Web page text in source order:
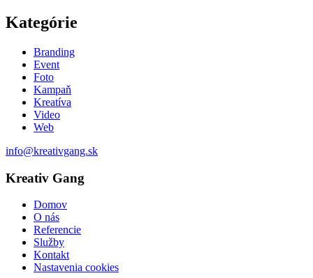
Kategórie
Branding
Event
Foto
Kampaň
Kreatíva
Video
Web
info@kreativgang.sk
Kreativ Gang
Domov
O nás
Referencie
Služby
Kontakt
Nastavenia cookies